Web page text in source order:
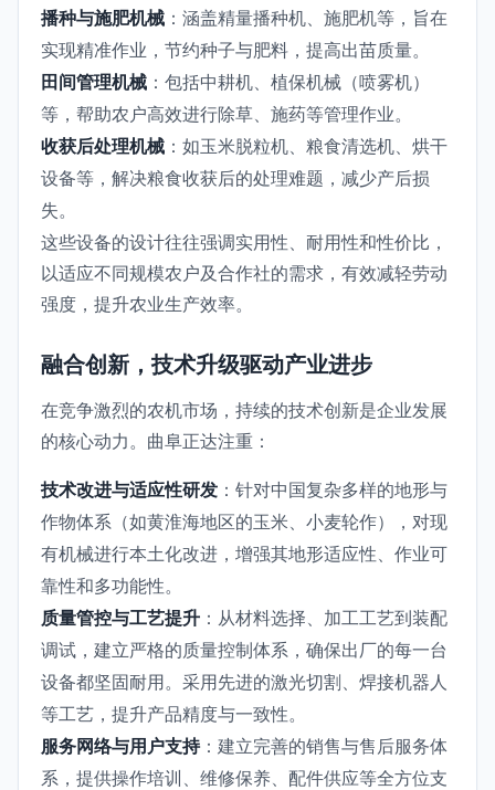
播种与施肥机械 ：涵盖精量播种机、施肥机等，旨在
实现精准作业，节约种子与肥料，提高出苗质量。
田间管理机械 ：包括中耕机、植保机械（喷雾机）
等，帮助农户高效进行除草、施药等管理作业。
收获后处理机械 ：如玉米脱粒机、粮食清选机、烘干
设备等，解决粮食收获后的处理难题，减少产后损
失。
这些设备的设计往往强调实用性、耐用性和性价比，
以适应不同规模农户及合作社的需求，有效减轻劳动
强度，提升农业生产效率。
融合创新，技术升级驱动产业进步
在竞争激烈的农机市场，持续的技术创新是企业发展
的核心动力。曲阜正达注重：
技术改进与适应性研发 ：针对中国复杂多样的地形与
作物体系（如黄淮海地区的玉米、小麦轮作），对现
有机械进行本土化改进，增强其地形适应性、作业可
靠性和多功能性。
质量管控与工艺提升 ：从材料选择、加工工艺到装配
调试，建立严格的质量控制体系，确保出厂的每一台
设备都坚固耐用。采用先进的激光切割、焊接机器人
等工艺，提升产品精度与一致性。
服务网络与用户支持：建立完善的销售与售后服务体
系，提供操作培训、维修保养、配件供应等全方位支